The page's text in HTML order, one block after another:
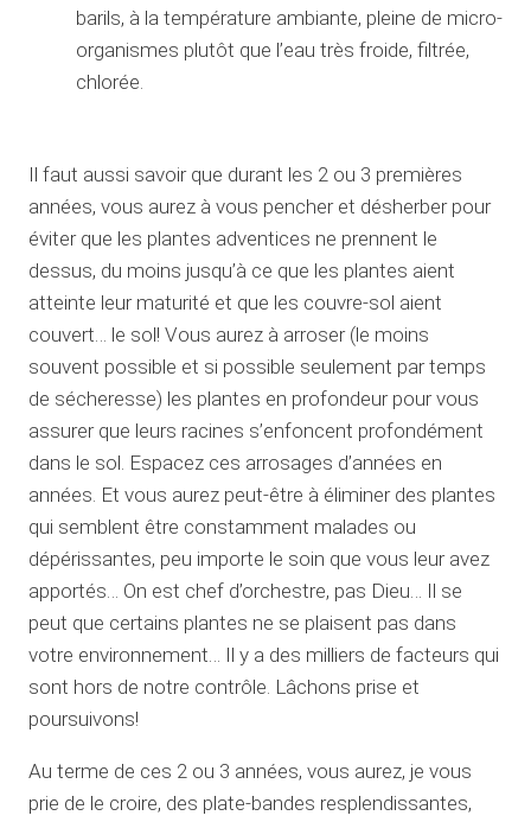
barils, à la température ambiante, pleine de micro-
organismes plutôt que l’eau très froide, filtrée,
chlorée.
Il faut aussi savoir que durant les 2 ou 3 premières
années, vous aurez à vous pencher et désherber pour
éviter que les plantes adventices ne prennent le
dessus, du moins jusqu’à ce que les plantes aient
atteinte leur maturité et que les couvre-sol aient
couvert… le sol! Vous aurez à arroser (le moins
souvent possible et si possible seulement par temps
de sécheresse) les plantes en profondeur pour vous
assurer que leurs racines s’enfoncent profondément
dans le sol. Espacez ces arrosages d’années en
années. Et vous aurez peut-être à éliminer des plantes
qui semblent être constamment malades ou
dépérissantes, peu importe le soin que vous leur avez
apportés… On est chef d’orchestre, pas Dieu… Il se
peut que certains plantes ne se plaisent pas dans
votre environnement… Il y a des milliers de facteurs qui
sont hors de notre contrôle. Lâchons prise et
poursuivons!
Au terme de ces 2 ou 3 années, vous aurez, je vous
prie de le croire, des plate-bandes resplendissantes,